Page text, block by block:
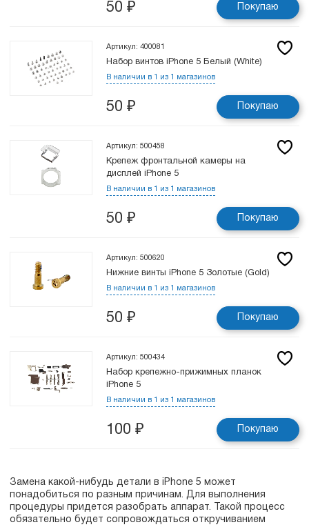
50 ₽ Покупаю
Артикул: 400081
Набор винтов iPhone 5 Белый (White)
В наличии в 1 из 1 магазинов
50 ₽ Покупаю
Артикул: 500458
Крепеж фронтальной камеры на
дисплей iPhone 5
В наличии в 1 из 1 магазинов
50 ₽ Покупаю
Артикул: 500620
Нижние винты iPhone 5 Золотые (Gold)
В наличии в 1 из 1 магазинов
50 ₽ Покупаю
Артикул: 500434
Набор крепежно-прижимных планок
iPhone 5
В наличии в 1 из 1 магазинов
100 ₽ Покупаю
Замена какой-нибудь детали в iPhone 5 может
понадобиться по разным причинам. Для выполнения
процедуры придется разобрать аппарат. Такой процесс
обязательно будет сопровождаться откручиванием